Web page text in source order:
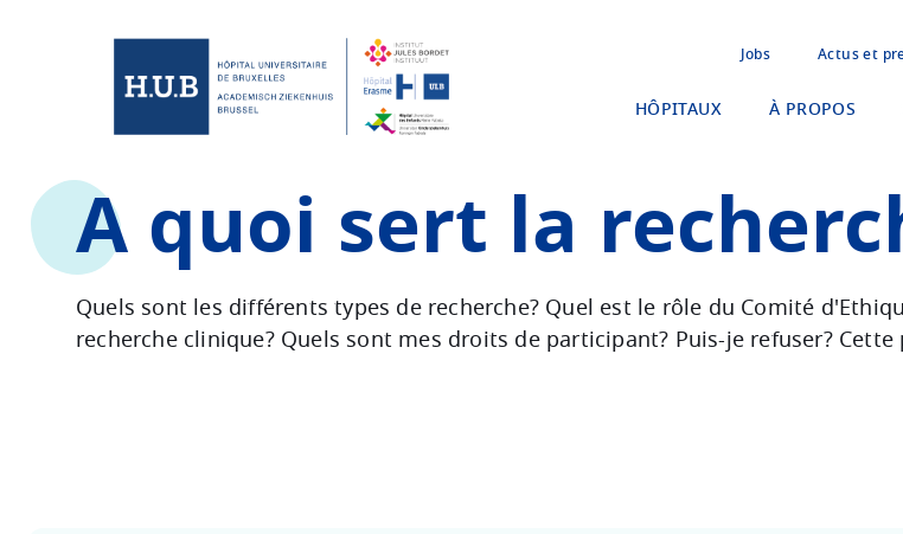
Jobs Actus et
HÔPITAUX À PROPOS
A quoi sert la
Quels sont les différents types de recherche? Quel est le rôle du Comité
recherche clinique? Quels sont mes droits de participant? Puis-je refuser?